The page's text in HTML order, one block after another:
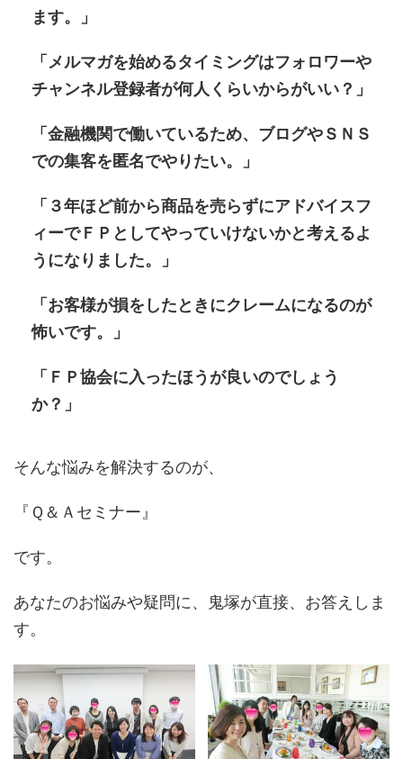
ます。」
「メルマガを始めるタイミングはフォロワーや
チャンネル登録者が何人くらいからがいい？」
「金融機関で働いているため、ブログやＳＮＳ
での集客を匿名でやりたい。」
「３年ほど前から商品を売らずにアドバイスフ
ィーでＦＰとしてやっていけないかと考えるよ
うになりました。」
「お客様が損をしたときにクレームになるのが
怖いです。」
「ＦＰ協会に入ったほうが良いのでしょう
か？」
そんな悩みを解決するのが、
『Ｑ＆Ａセミナー』
です。
あなたのお悩みや疑問に、鬼塚が直接、お答えしま
す。